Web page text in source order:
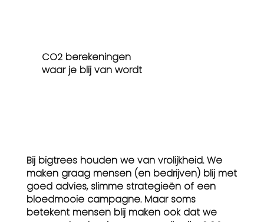
CO2 berekeningen
waar je blij van wordt
Bij bigtrees houden we van vrolijkheid. We
maken graag mensen (en bedrijven) blij met
goed advies, slimme strategieën of een
bloedmooie campagne. Maar soms
betekent mensen blij maken ook dat we